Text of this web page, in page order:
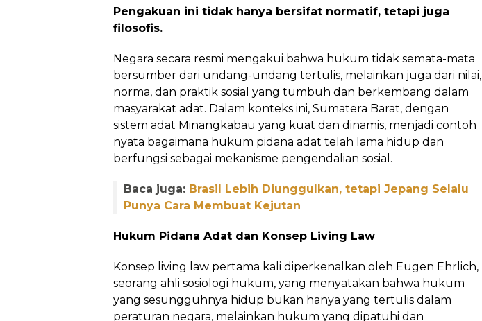
Pengakuan ini tidak hanya bersifat normatif, tetapi juga
filosofis.
Negara secara resmi mengakui bahwa hukum tidak semata-mata
bersumber dari undang-undang tertulis, melainkan juga dari nilai,
norma, dan praktik sosial yang tumbuh dan berkembang dalam
masyarakat adat. Dalam konteks ini, Sumatera Barat, dengan
sistem adat Minangkabau yang kuat dan dinamis, menjadi contoh
nyata bagaimana hukum pidana adat telah lama hidup dan
berfungsi sebagai mekanisme pengendalian sosial.
Baca juga: Brasil Lebih Diunggulkan, tetapi Jepang Selalu
Punya Cara Membuat Kejutan
Hukum Pidana Adat dan Konsep Living Law
Konsep living law pertama kali diperkenalkan oleh Eugen Ehrlich,
seorang ahli sosiologi hukum, yang menyatakan bahwa hukum
yang sesungguhnya hidup bukan hanya yang tertulis dalam
peraturan negara, melainkan hukum yang dipatuhi dan